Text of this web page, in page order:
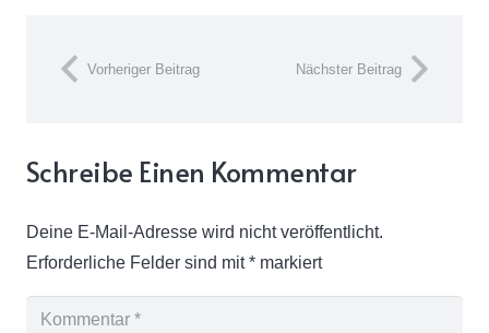
Vorheriger Beitrag Nächster Beitrag
Schreibe Einen Kommentar
Deine E-Mail-Adresse wird nicht veröffentlicht.
Erforderliche Felder sind mit* markiert